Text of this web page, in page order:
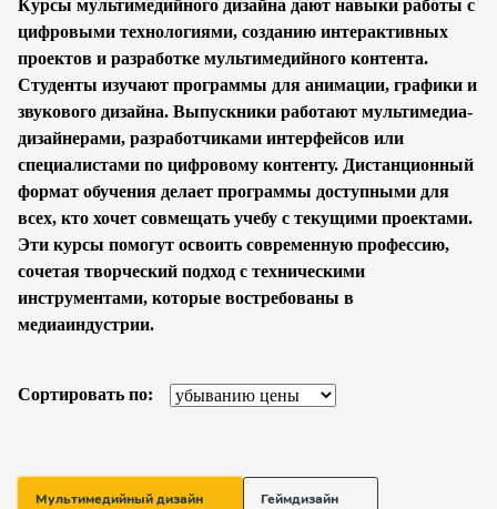
Курсы мультимедийного дизайна дают навыки работы с
цифровыми технологиями, созданию интерактивных
проектов и разработке мультимедийного контента.
Студенты изучают программы для анимации, графики и
звукового дизайна. Выпускники работают мультимедиа-
дизайнерами, разработчиками интерфейсов или
специалистами по цифровому контенту. Дистанционный
формат обучения делает программы доступными для
всех, кто хочет совмещать учебу с текущими проектами.
Эти курсы помогут освоить современную профессию,
сочетая творческий подход с техническими
инструментами, которые востребованы в
медиаиндустрии.
Сортировать по:
Мультимедийный дизайн Геймдизайн